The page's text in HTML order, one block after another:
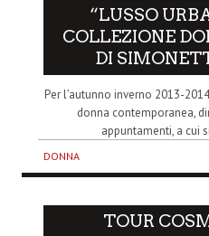
“LUSSO
COLLEZIONE
DI
Per l’autunno inverno 2013-
donna contemporanea,
appuntamenti, a cui
DONNA
TOUR